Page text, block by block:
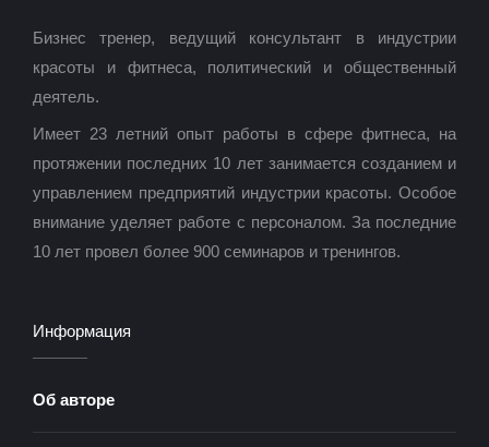
Бизнес тренер, ведущий консультант в индустрии
красоты и фитнеса, политический и общественный
деятель.
Имеет 23 летний опыт работы в сфере фитнеса, на
протяжении последних 10 лет занимается созданием и
управлением предприятий индустрии красоты. Особое
внимание уделяет работе с персоналом. За последние
10 лет провел более 900 семинаров и тренингов.
Информация
Об авторе